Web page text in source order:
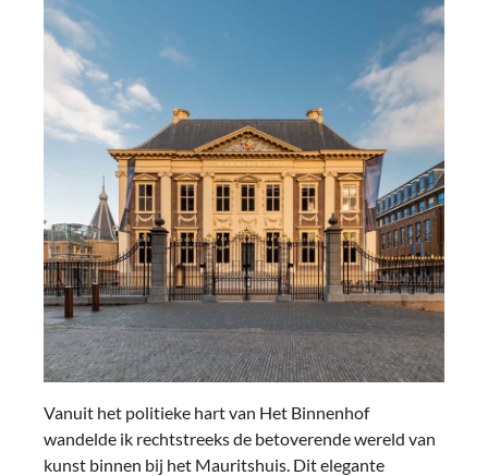
Vanuit het politieke hart van Het Binnenhof
wandelde ik rechtstreeks de betoverende wereld van
kunst binnen bij het Mauritshuis. Dit elegante